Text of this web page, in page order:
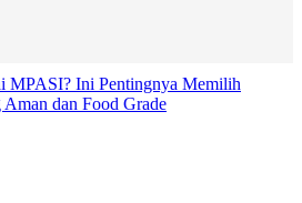
MPASI? Ini Pentingnya Memilih
Aman dan Food Grade